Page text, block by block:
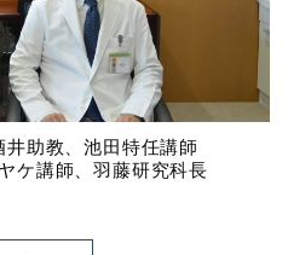
井助教、池田特任講師
ケ講師、羽藤研究科長